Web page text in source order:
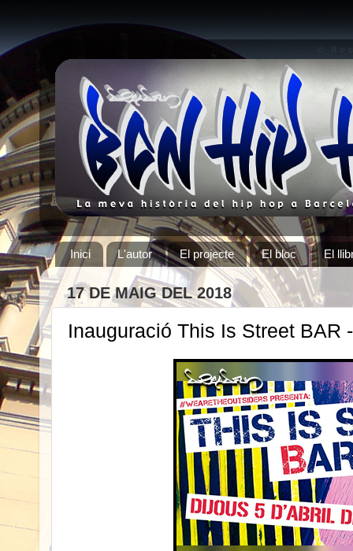
Inici L'autor El projecte El bloc El
17 DE MAIG DEL 2018
Inauguració This Is Street BAR